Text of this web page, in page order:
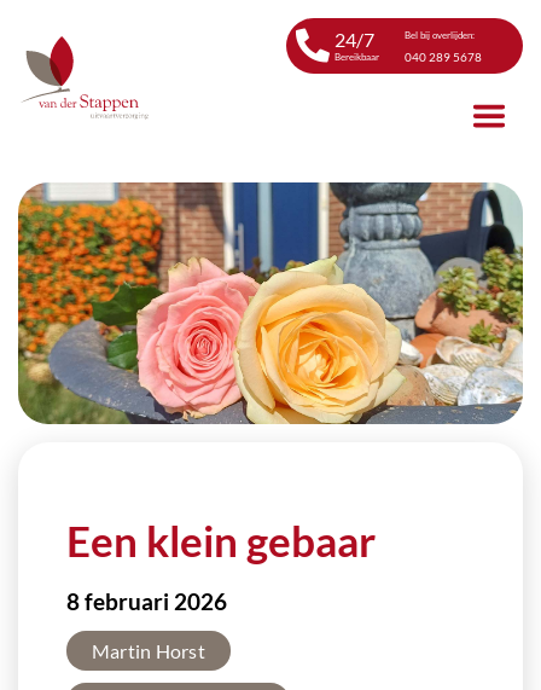
24/7
Bereikbaar
Bel bij overlijden:
040 289 5678
Een klein gebaar
8 februari 2026
Martin Horst